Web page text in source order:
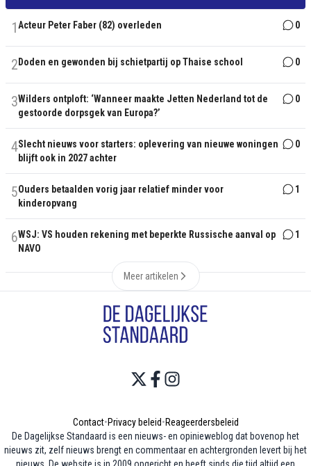
1Acteur Peter Faber (82) overleden 0
2 Doden en gewonden bij schietpartij op Thaise school 0
3Wilders ontploft: ‘Wanneer maakte Jetten Nederland tot de
gestoorde dorpsgek van Europa?’
0
4Slecht nieuws voor starters: oplevering van nieuwe woningen
blijft ook in 2027 achter
0
5Ouders betaalden vorig jaar relatief minder voor
kinderopvang
1
6WSJ: VS houden rekening met beperkte Russische aanval op
NAVO
1
Meer artikelen
Contact•Privacy beleid•Reageerdersbeleid
De Dagelijkse Standaard is een nieuws- en opinieweblog dat bovenop het
nieuws zit, zelf nieuws brengt en commentaar en achtergronden levert bij het